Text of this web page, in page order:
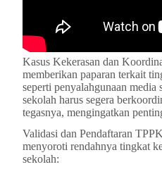
Kasus Kekerasan dan
memberikan paparan terkait
seperti penyalahgunaan
sekolah harus segera
tegasnya, mengingatkan
Validasi dan Pendaftaran
menyoroti rendahnya tingkat
sekolah: